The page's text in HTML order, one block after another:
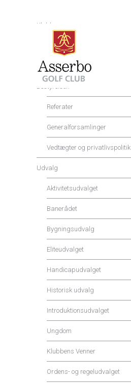
Klubben
Shop og Service
Priser og rabatter
Bestyrelsen
Referater
Generalforsamlinger
Vedtægter og privatlivspolitik
Udvalg
Aktivitetsudvalget
Banerådet
Bygningsudvalg
Eliteudvalget
Handicapudvalget
Historisk udvalg
Introduktionsudvalget
Ungdom
Klubbens Venner
Ordens- og regeludvalget